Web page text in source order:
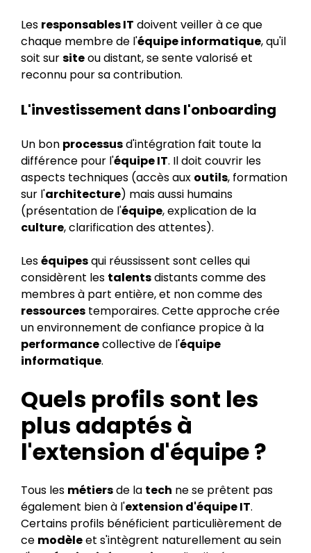
Les responsables IT doivent veiller à ce que
chaque membre de l'équipe informatique, qu'il
soit sursiteou distant, se sente valorisé et
reconnu pour sa contribution.
L'investissement dans l'onboarding
Un bon processusd'intégration fait toute la
différence pour l'équipe IT. Il doit couvrir les
aspects techniques (accès aux outils, formation
sur l'architecture) mais aussi humains
(présentation de l'équipe, explication de la
culture, clarification des attentes).
Leséquipesqui réussissent sont celles qui
considèrent les talentsdistants comme des
membres à part entière, et non comme des
ressources temporaires. Cette approche crée
un environnement de confiance propice à la
performancecollective de l'équipe
informatique.
Quels profils sont les
plus adaptés à
l'extension d'équipe ?
Tous les métiersde la tech ne se prêtent pas
également bien à l'extension d'équipe IT.
Certains profils bénéficient particulièrement de
ce modèleet s'intègrent naturellement au sein